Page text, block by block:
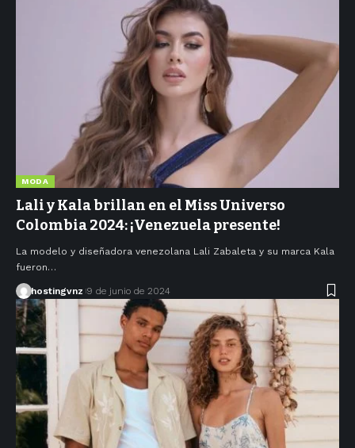
MODA
Lali y Kala brillan en el Miss Universo
Colombia 2024: ¡Venezuela presente!
La modelo y diseñadora venezolana Lali Zabaleta y su marca Kala
fueron…
hostingvnz 9 de junio de 2024